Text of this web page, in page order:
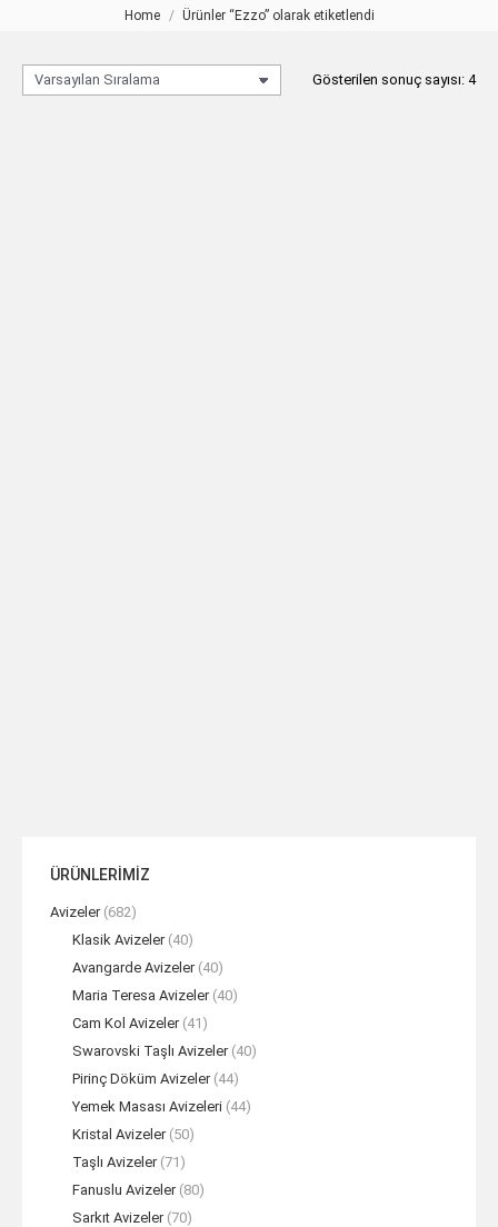
You are here:
Home Ürünler “Ezzo” olarak etiketlendi
Gösterilen sonuç sayısı: 4
ÜRÜNLERİMİZ
Avizeler (682)
Klasik Avizeler (40)
Avangarde Avizeler (40)
Maria Teresa Avizeler (40)
Cam Kol Avizeler (41)
Swarovski Taşlı Avizeler (40)
Pirinç Döküm Avizeler (44)
Yemek Masası Avizeleri (44)
Kristal Avizeler (50)
Taşlı Avizeler (71)
Fanuslu Avizeler (80)
Sarkıt Avizeler (70)